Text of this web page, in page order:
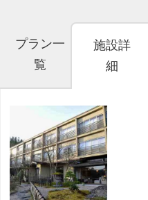
プラン一
覧
施設詳
細